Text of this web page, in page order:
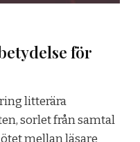
för
litterära
sorlet från samtal
mellan läsare